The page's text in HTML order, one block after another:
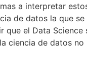
a interpretar
de datos la que
que el Data
ciencia de datos